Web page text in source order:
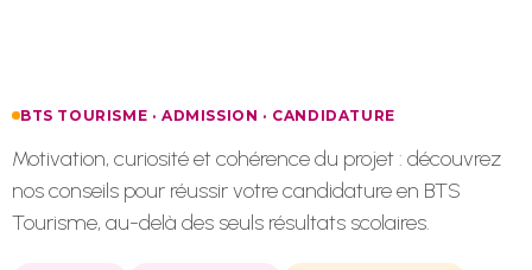
BTS TOURISME · ADMISSION · CANDIDATURE
Motivation, curiosité et cohérence du projet : découvrez
nos conseils pour réussir votre candidature en BTS
Tourisme, au-delà des seuls résultats scolaires.